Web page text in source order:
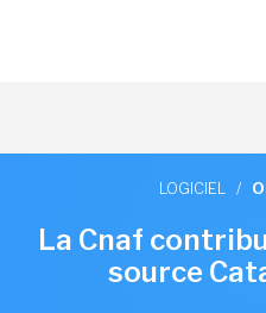
LOGICIEL /
La Cnaf
source